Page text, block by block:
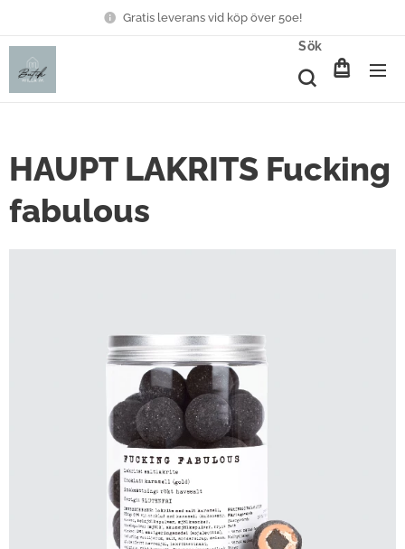
Gratis leverans vid köp över 50e!
Sök
HAUPT LAKRITS Fucking
fabulous